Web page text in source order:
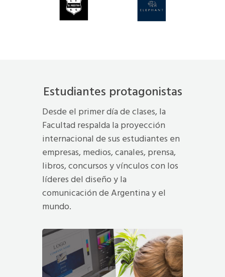
Estudiantes protagonistas
Desde el primer día de clases, la
Facultad respalda la proyección
internacional de sus estudiantes en
empresas, medios, canales, prensa,
libros, concursos y vínculos con los
líderes del diseño y la
comunicación de Argentina y el
mundo.